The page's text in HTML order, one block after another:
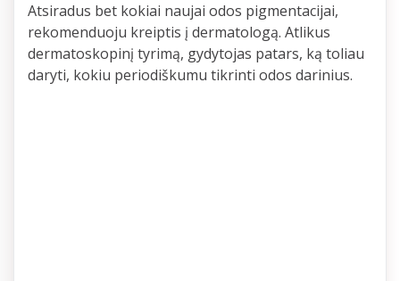
Atsiradus bet kokiai naujai odos pigmentacijai,
rekomenduoju kreiptis į dermatologą. Atlikus
dermatoskopinį tyrimą, gydytojas patars, ką toliau
daryti, kokiu periodiškumu tikrinti odos darinius.